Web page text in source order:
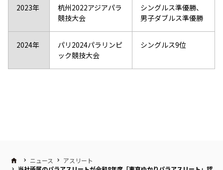
2023年
杭州2022アジアパラ
競技大会
シングルス準優勝、
男子ダブルス準優勝
2024年
パリ2024パラリンピ
ック競技大会
シングルス9位
ニュース
アスリート